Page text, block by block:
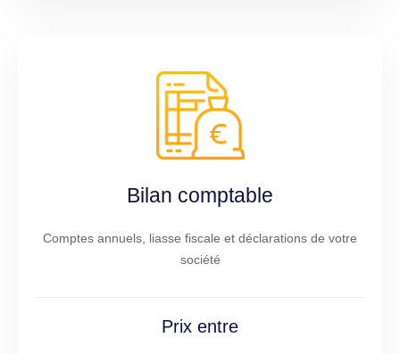
Bilan comptable
Comptes annuels, liasse fiscale et déclarations de votre
société
Prix entre